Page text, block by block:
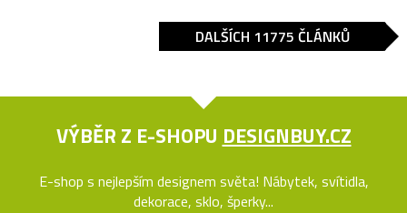
DALŠÍCH 11775 ČLÁNKŮ
VÝBĚR Z E-SHOPU DESIGNBUY.CZ
E-shop s nejlepším designem světa! Nábytek, svítidla,
dekorace, sklo, šperky...